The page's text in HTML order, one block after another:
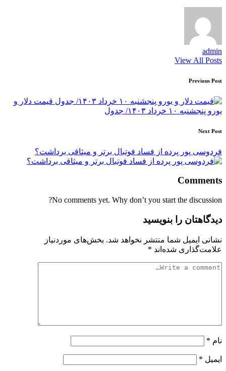
admin
View All Posts
Post
navigation
Previous Post
قیمت دلار و
یورو پنجشنبه ۱۰ خرداد ۱۴۰۳/ جدول
Next Post
فردوسی پور پرده از فساد فوتبال برتر و میثاقی برداشت؟
Comments
No comments yet. Why don’t you start the discussion?
دیدگاهتان را بنویسید
نشانی ایمیل شما منتشر نخواهد شد. بخش‌های موردنیاز
علامت‌گذاری شده‌اند *
نام *
ایمیل *